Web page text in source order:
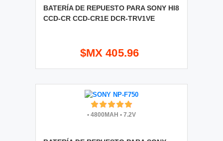
BATERÍA DE REPUESTO PARA SONY HI8
CCD-CR CCD-CR1E DCR-TRV1VE
$MX 405.96
• 4800MAH • 7.2V